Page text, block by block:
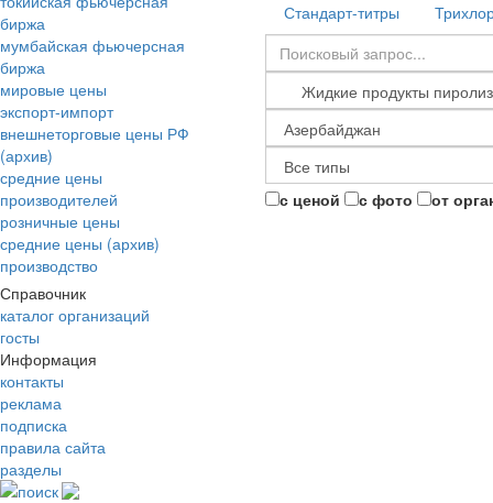
биржа
мумбайская фьючерсная
биржа
мировые цены
экспорт-импорт
внешнеторговые цены РФ
(архив)
средние цены
производителей
розничные цены
средние цены (архив)
производство
Справочник
каталог организаций
госты
Информация
контакты
реклама
подписка
правила сайта
разделы
поиск
Стандарт-титры
с ценой с фото от